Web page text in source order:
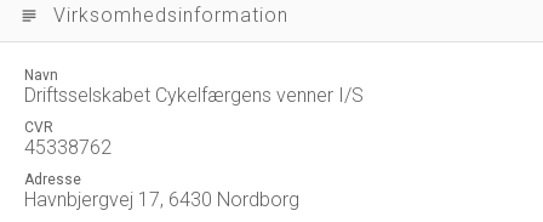
subject Virksomhedsinformation
Navn
Driftsselskabet Cykelfærgens venner I/S
CVR
45338762
Adresse
Havnbjergvej 17, 6430 Nordborg